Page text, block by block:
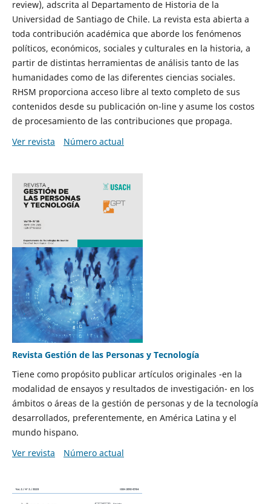
review), adscrita al Departamento de Historia de la
Universidad de Santiago de Chile. La revista esta abierta a
toda contribución académica que aborde los fenómenos
políticos, económicos, sociales y culturales en la historia, a
partir de distintas herramientas de análisis tanto de las
humanidades como de las diferentes ciencias sociales.
RHSM proporciona acceso libre al texto completo de sus
contenidos desde su publicación on-line y asume los costos
de procesamiento de las contribuciones que propaga.
Ver revista
Número actual
Revista Gestión de las Personas y Tecnología
Tiene como propósito publicar artículos originales -en la
modalidad de ensayos y resultados de investigación- en los
ámbitos o áreas de la gestión de personas y de la tecnología
desarrollados, preferentemente, en América Latina y el
mundo hispano.
Ver revista
Número actual